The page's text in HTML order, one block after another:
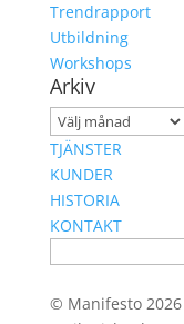
Trendrapport
Utbildning
Workshops
Arkiv
Arkiv
TJÄNSTER
KUNDER
HISTORIA
KONTAKT
© Manifesto